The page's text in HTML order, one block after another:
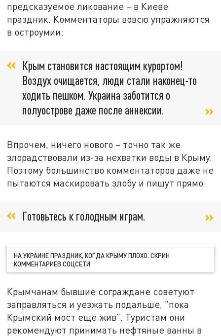
предсказуемое ликование – в Киеве
праздник. Комментаторы вовсю упражняются
в остроумии:
Крым становится настоящим курортом!
Воздух очищается, люди стали наконец-то
ходить пешком. Украина заботится о
полуострове даже после аннексии.
Впрочем, ничего нового – точно так же
злорадствовали из-за нехватки воды в Крыму.
Поэтому большинство комментаторов даже не
пытаются маскировать злобу и пишут прямо:
Готовьтесь к голодным играм.
НА УКРАИНЕ ПРАЗДНИК, КОГДА КРЫМУ ПЛОХО. СКРИН
КОММЕНТАРИЕВ СОЦСЕТИ
Крымчанам бывшие сограждане советуют
заправляться и уезжать подальше, "пока
Крымский мост ещё жив". Туристам они
рекомендуют принимать нефтяные ванны в